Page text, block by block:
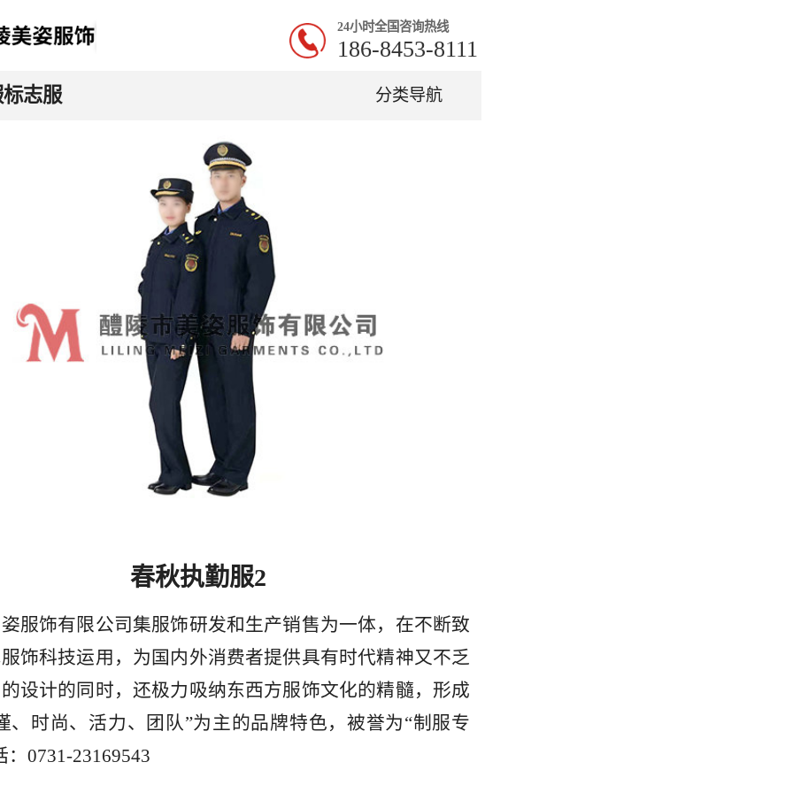
24小时全国咨询热线
186-8453-8111
志服 分类导航
春秋执勤服2
服饰有限公司集服饰研发和生产销售为一体，在不断致
饰科技运用，为国内外消费者提供具有时代精神又不乏
设计的同时，还极力吸纳东西方服饰文化的精髓，形成
、时尚、活力、团队”为主的品牌特色，被誉为“制服专
：0731-23169543